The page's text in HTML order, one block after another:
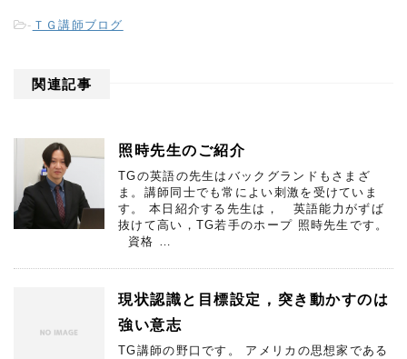
- ＴＧ講師ブログ
関連記事
照時先生のご紹介
TGの英語の先生はバックグランドもさまざ
ま。講師同士でも常によい刺激を受けていま
す。 本日紹介する先生は， 英語能力がずば
抜けて高い，TG若手のホープ 照時先生です。
資格 …
現状認識と目標設定，突き動かすのは
強い意志
TG講師の野口です。 アメリカの思想家である